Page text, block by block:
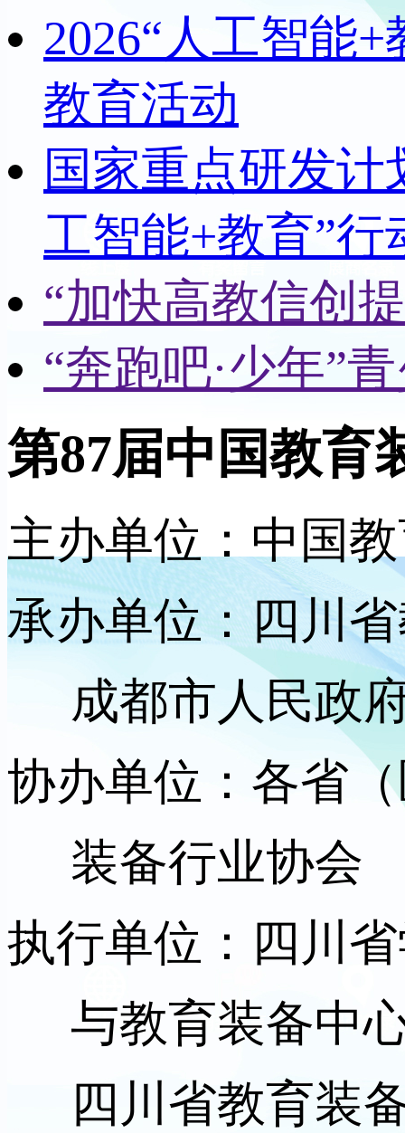
2026“人工智能
教育活动
国家重点研发
工智能+教育”行
“加快高教信创
“奔跑吧·少年”
第87届中国教育
主办单位：中国
承办单位：四川
成都市人民政
协办单位：各省
装备行业协会
执行单位：四川
与教育装备中
四川省教育装